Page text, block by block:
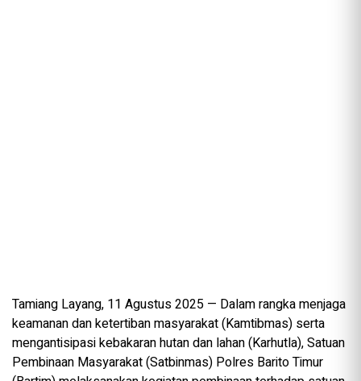
Tamiang Layang, 11 Agustus 2025 — Dalam rangka menjaga
keamanan dan ketertiban masyarakat (Kamtibmas) serta
mengantisipasi kebakaran hutan dan lahan (Karhutla), Satuan
Pembinaan Masyarakat (Satbinmas) Polres Barito Timur